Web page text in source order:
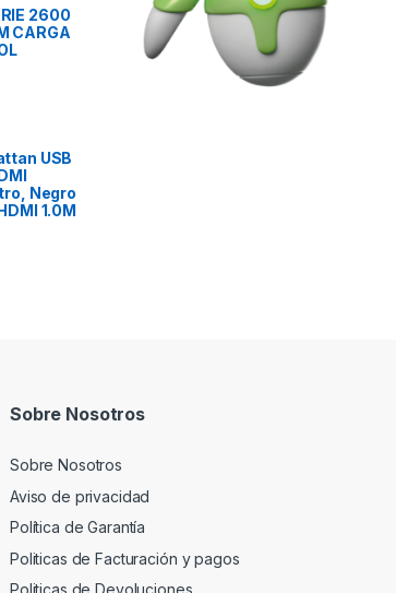
2600
CARGA
USB
Negro
1.0M
Sobre Nosotros
Sobre Nosotros
Aviso de privacidad
Política de Garantía
Politicas de Facturación y pagos